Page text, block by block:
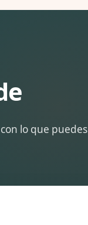
lo que puedes